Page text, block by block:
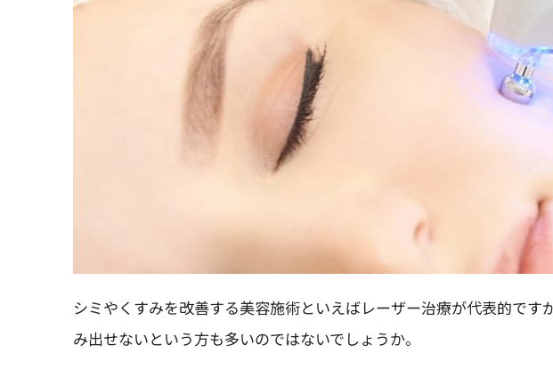
シミやくすみを改善する美容施術といえばレーザー治療が代表的です
み出せないという方も多いのではないでしょうか。